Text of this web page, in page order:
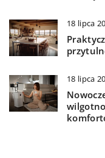
18 lipca
18 lipca